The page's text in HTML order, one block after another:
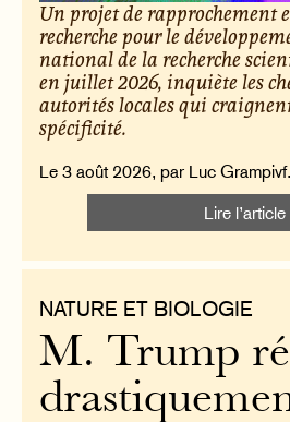
Un projet de rapprochement
recherche pour le
national de la recherche
en juillet 2026, inquiète les
autorités locales qui
spécificité.
Le 3 août 2026, par Luc Grampivf.
Lire l’article
NATURE ET BIOLOGIE
M. Trump